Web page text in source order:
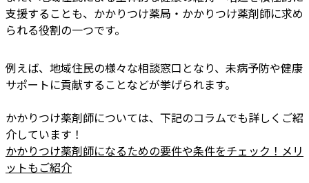
支援することも、かかりつけ薬局・かかりつけ薬剤師に求め
られる役割の一つです。
例えば、地域住民の様々な相談窓口となり、未病予防や健康
サポートに貢献することなどが挙げられます。
かかりつけ薬剤師については、下記のコラムでも詳しくご紹
介しています！
かかりつけ薬剤師になるための要件や条件をチェック！メリ
ットもご紹介